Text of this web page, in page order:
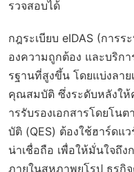
รวจสอบได้
กฎระเบียบ eIDAS (การ
องความถูกต้อง และบริก
รฐานที่สูงขึ้น โดยแบ่งลา
คุณสมบัติ ซึ่งระดับหลังให้
ารรับรองเอกสารโดยโน
บัติ (QES) ต้องใช้ฮาร์ดแ
น่าเชื่อถือ เพื่อให้มั่นใจถึ
ภายในสหภาพยุโรป ธุรกิ